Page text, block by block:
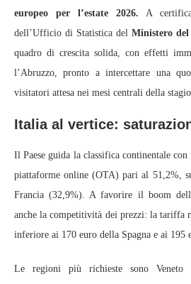
europeo per l’estate 2026. A
dell’Ufficio di Statistica del Ministero
quadro di crescita solida, con effetti
l’Abruzzo, pronto a intercettare una
visitatori attesa nei mesi centrali della
Italia al vertice:
Il Paese guida la classifica continentale
piattaforme online (OTA) pari al 51,2%,
Francia (32,9%). A favorire il boom
anche la competitività dei prezzi: la tariffa
inferiore ai 170 euro della Spagna e ai 195
Le regioni più richieste sono Veneto